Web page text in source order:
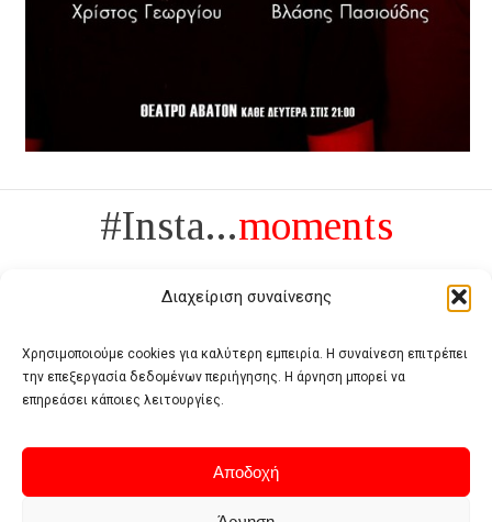
Διαχείριση συναίνεσης
Χρησιμοποιούμε cookies για καλύτερη εμπειρία. Η συναίνεση επιτρέπει
την επεξεργασία δεδομένων περιήγησης. Η άρνηση μπορεί να
επηρεάσει κάποιες λειτουργίες.
Αποδοχή
#Insta...moments
Πολυτέλεια δεν είναι το αντίθετο της ανέχειας, είναι το αντίθετο της